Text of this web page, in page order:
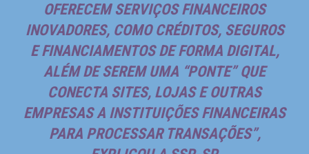
OFERECEM SERVIÇOS FINANCEIROS
INOVADORES, COMO CRÉDITOS, SEGUROS
E FINANCIAMENTOS DE FORMA DIGITAL,
ALÉM DE SEREM UMA “PONTE” QUE
CONECTA SITES, LOJAS E OUTRAS
EMPRESAS A INSTITUIÇÕES FINANCEIRAS
PARA PROCESSAR TRANSAÇÕES”,